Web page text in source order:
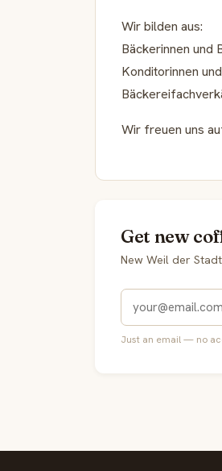
Wir bilden aus:
Bäckerinnen und
Konditorinnen
Wir freuen uns
Get new
New Weil der
Just an email — no